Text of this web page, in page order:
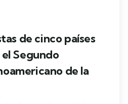
de cinco países
Segundo
de la